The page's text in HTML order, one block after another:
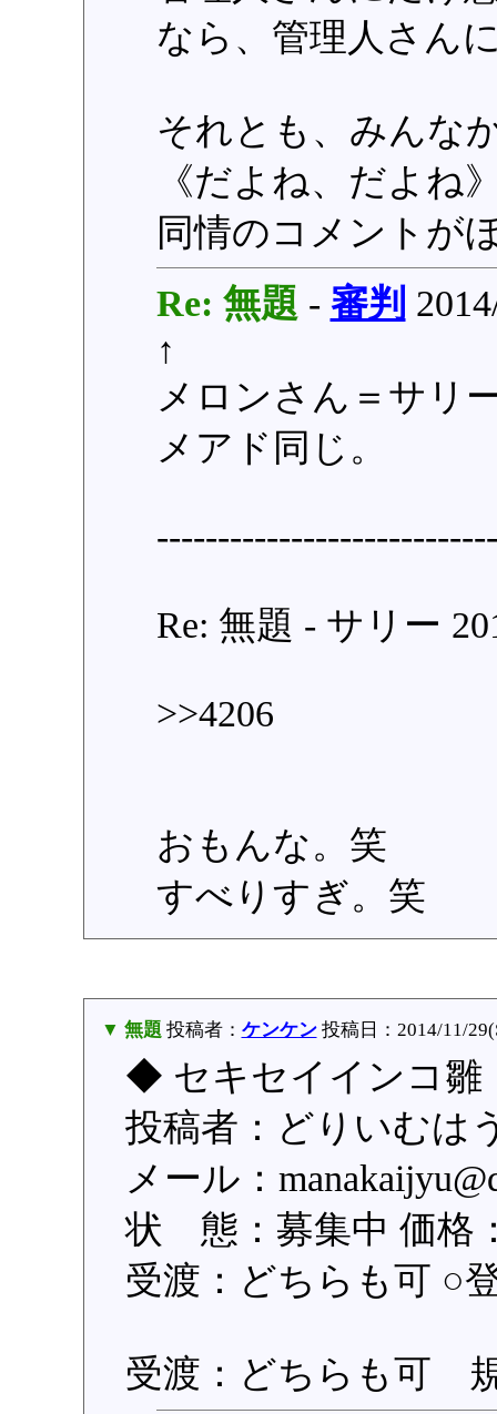
なら、管理人さん
それとも、みんな
《だよね、だよね
同情のコメントが
Re: 無題 - 審判
↑
メロンさん＝サリ
メアド同じ。
Re: 無題 - サリー
>>4206
おもんな。笑
すべりすぎ。笑
▼ 無題 投稿者： ケンケン投稿日：2014/11/
◆ セキセイインコ
投稿者：どりいむは
メール：
状 態：募集中 価格
受渡：どちらも可 ○
受渡：どちらも可